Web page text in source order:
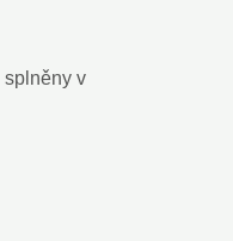
splněny v